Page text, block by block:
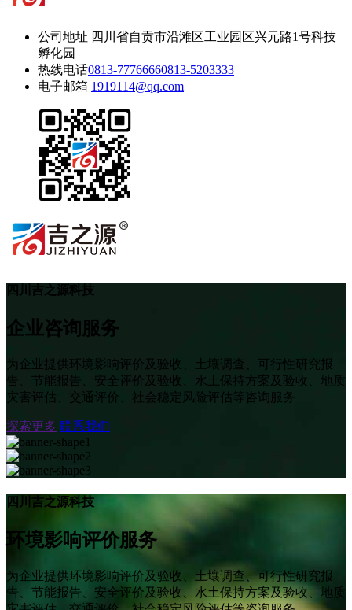
公司地址 四川省自贡市沿滩区工业园区兴元路1号科技
孵化园
热线电话0813-77766660813-5203333
电子邮箱 1919114@qq.com
四川吉之源科技
企业咨询服务
为企业提供环境影响评价及验收、土壤调查、可行性研究报
告、节能报告、安全评价及验收、水土保持方案及验收、地质
灾害评估、交通评价、社会稳定风险评估等咨询服务
探索更多 联系我们
四川吉之源科技
环境影响评价服务
为企业提供环境影响评价及验收、土壤调查、可行性研究报
告、节能报告、安全评价及验收、水土保持方案及验收、地质